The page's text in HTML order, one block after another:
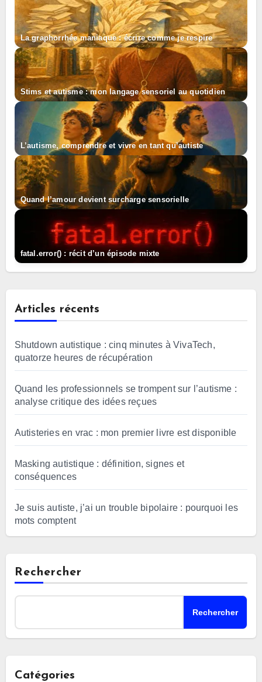
La graphorrhée maniaque : écrire comme je respire
Stims et autisme : mon langage sensoriel au quotidien
L’autisme, comprendre et vivre en tant qu’autiste
Quand l’amour devient surcharge sensorielle
fatal.error() : récit d’un épisode mixte
Articles récents
Shutdown autistique : cinq minutes à VivaTech,
quatorze heures de récupération
Quand les professionnels se trompent sur l’autisme :
analyse critique des idées reçues
Autisteries en vrac : mon premier livre est disponible
Masking autistique : définition, signes et
conséquences
Je suis autiste, j’ai un trouble bipolaire : pourquoi les
mots comptent
Rechercher
Rechercher
Catégories